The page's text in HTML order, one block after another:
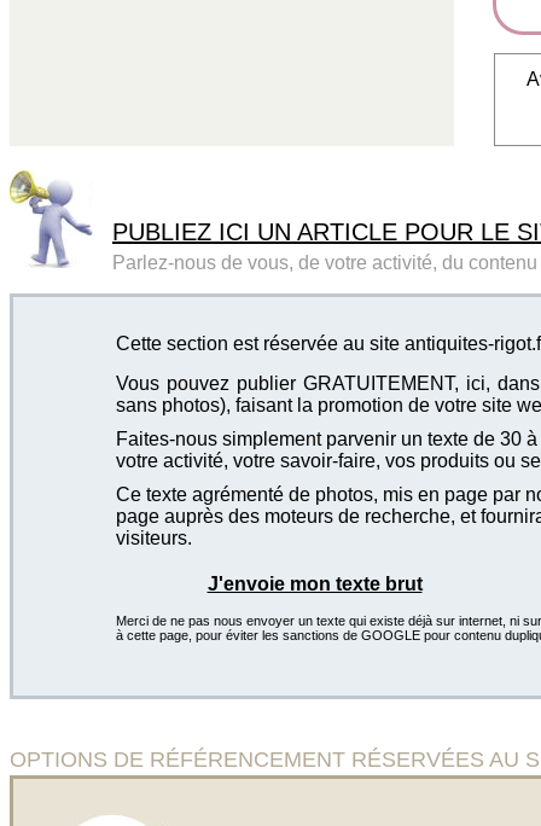
PUBLIEZ ICI UN ARTICLE POUR LE
Parlez-nous de vous, de votre activité, du
Cette section est réservée au site antiquites-
Vous pouvez publier GRATUITEMENT, ici,
sans photos), faisant la promotion de votre site
Faites-nous simplement parvenir un texte de 30
votre activité, votre savoir-faire, vos produits ou
Ce texte agrémenté de photos, mis en page par
page auprès des moteurs de recherche, et
visiteurs.
J'envoie mon texte brut
Merci de ne pas nous envoyer un texte qui existe déjà sur internet, ni
à cette page, pour éviter les sanctions de GOOGLE pour contenu
OPTIONS DE RÉFÉRENCEMENT RÉSERVÉES AU